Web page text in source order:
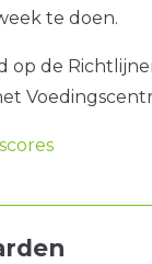
te doen.
op de